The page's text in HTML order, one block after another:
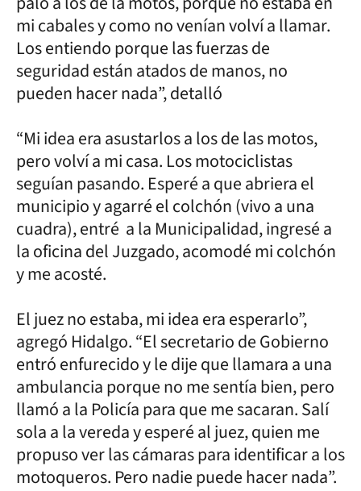
mi cabales y como no venían volví a llamar.
Los entiendo porque las fuerzas de
seguridad están atados de manos, no
pueden hacer nada”, detalló
“Mi idea era asustarlos a los de las motos,
pero volví a mi casa. Los motociclistas
seguían pasando. Esperé a que abriera el
municipio y agarré el colchón (vivo a una
cuadra), entré a la Municipalidad, ingresé a
la oficina del Juzgado, acomodé mi colchón
y me acosté.
El juez no estaba, mi idea era esperarlo”,
agregó Hidalgo. “El secretario de Gobierno
entró enfurecido y le dije que llamara a una
ambulancia porque no me sentía bien, pero
llamó a la Policía para que me sacaran. Salí
sola a la vereda y esperé al juez, quien me
propuso ver las cámaras para identificar a los
motoqueros. Pero nadie puede hacer nada”.